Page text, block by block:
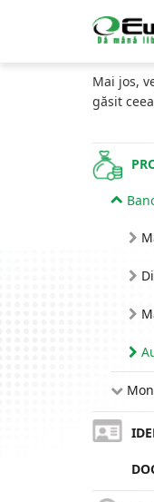
Home
Mai jos,
găsit